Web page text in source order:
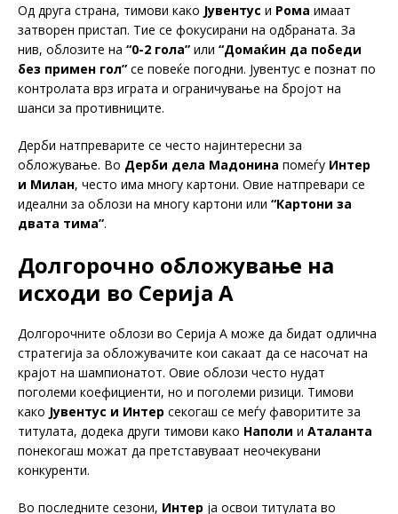
Од друга страна, тимови како Јувентус и Рома имаат
затворен пристап. Тие се фокусирани на одбраната. За
нив, облозите на “0-2 гола” или “Домаќин да победи
без примен гол” се повеќе погодни. Јувентус е познат по
контролата врз играта и ограничување на бројот на
шанси за противниците.
Дерби натпреварите се често најинтересни за
обложување. Во Дерби дела Мадонина помеѓу Интер
и Милан, често има многу картони. Овие натпревари се
идеални за облози на многу картони или “Картони за
двата тима”.
Долгорочно обложување на
исходи во Серија А
Долгорочните облози во Серија А може да бидат одлична
стратегија за обложувачите кои сакаат да се насочат на
крајот на шампионатот. Овие облози често нудат
поголеми коефициенти, но и поголеми ризици. Тимови
како Јувентус и Интер секогаш се меѓу фаворитите за
титулата, додека други тимови како Наполи и Аталанта
понекогаш можат да претставуваат неочекувани
конкуренти.
Во последните сезони, Интер ја освои титулата во